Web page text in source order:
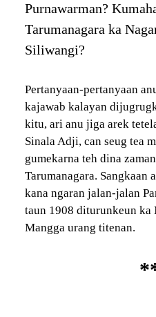
Purnawarman?
Tarumanagara ka
Siliwangi?
Pertanyaan-pertanyaan
kajawab kalayan
kitu, ari anu jiga arek
Sinala Adji, can seug tea
gumekarna teh dina
Tarumanagara. Sangkaan
kana ngaran jalan-jalan
taun 1908 diturunkeun
Mangga urang titenan.